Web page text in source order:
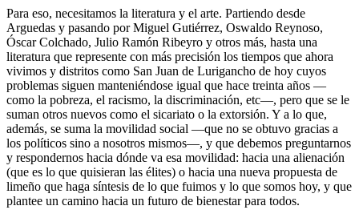
Para eso, necesitamos la literatura y el arte. Partiendo desde
Arguedas y pasando por Miguel Gutiérrez, Oswaldo Reynoso,
Óscar Colchado, Julio Ramón Ribeyro y otros más, hasta una
literatura que represente con más precisión los tiempos que ahora
vivimos y distritos como San Juan de Lurigancho de hoy cuyos
problemas siguen manteniéndose igual que hace treinta años —
como la pobreza, el racismo, la discriminación, etc—, pero que se le
suman otros nuevos como el sicariato o la extorsión. Y a lo que,
además, se suma la movilidad social —que no se obtuvo gracias a
los políticos sino a nosotros mismos—, y que debemos preguntarnos
y respondernos hacia dónde va esa movilidad: hacia una alienación
(que es lo que quisieran las élites) o hacia una nueva propuesta de
limeño que haga síntesis de lo que fuimos y lo que somos hoy, y que
plantee un camino hacia un futuro de bienestar para todos.